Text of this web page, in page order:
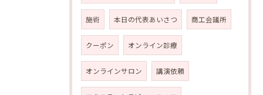
施術 本日の代表あいさつ 商工会議所
クーポン オンライン診療
オンラインサロン 講演依頼